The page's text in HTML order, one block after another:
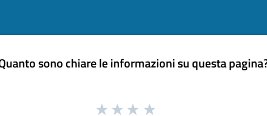
sono chiare le informazioni su questa